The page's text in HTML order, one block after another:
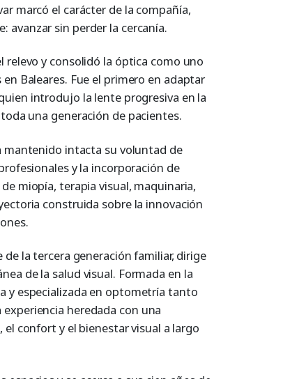
marcó el carácter de la compañía,
avanzar sin perder la cercanía.
relevo y consolidó la óptica como uno
Baleares. Fue el primero en adaptar
introdujo la lente progresiva en la
una generación de pacientes.
mantenido intacta su voluntad de
y la incorporación de
miopía, terapia visual, maquinaria,
construida sobre la innovación
de la tercera generación familiar, dirige
de la salud visual. Formada en la
y especializada en optometría tanto
heredada con una
confort y el bienestar visual a largo